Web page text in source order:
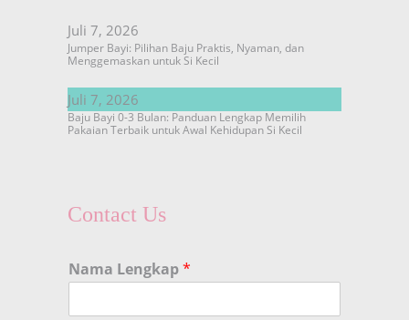
Juli 7, 2026
Jumper Bayi: Pilihan Baju Praktis, Nyaman, dan
Menggemaskan untuk Si Kecil
Juli 7, 2026
Baju Bayi 0-3 Bulan: Panduan Lengkap Memilih
Pakaian Terbaik untuk Awal Kehidupan Si Kecil
Contact Us
Nama Lengkap*